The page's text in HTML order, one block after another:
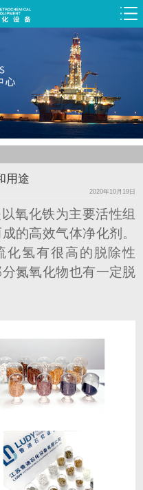
用途
2020年10月19日
氧化铁为主要活性组
的高效气体净化剂。
氢有很高的脱除性
氮氧化物也有一定脱